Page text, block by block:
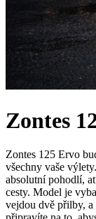
Zontes
Zontes 125 Ervo
všechny vaše
absolutní pohodlí,
cesty. Model je
vejdou dvě přilby, a